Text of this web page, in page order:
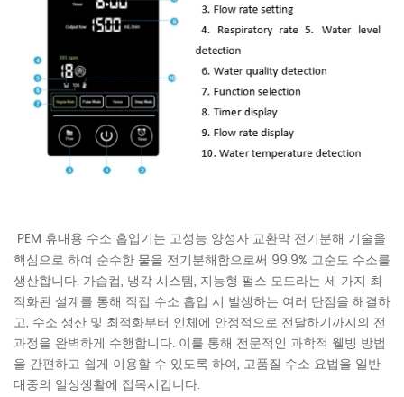
PEM 휴대용 수소 흡입기는 고성능 양성자 교환막 전기분해 기술을
핵심으로 하여 순수한 물을 전기분해함으로써 99.9% 고순도 수소를
생산합니다. 가습컵, 냉각 시스템, 지능형 펄스 모드라는 세 가지 최
적화된 설계를 통해 직접 수소 흡입 시 발생하는 여러 단점을 해결하
고, 수소 생산 및 최적화부터 인체에 안정적으로 전달하기까지의 전
과정을 완벽하게 수행합니다. 이를 통해 전문적인 과학적 웰빙 방법
을 간편하고 쉽게 이용할 수 있도록 하여, 고품질 수소 요법을 일반
대중의 일상생활에 접목시킵니다.